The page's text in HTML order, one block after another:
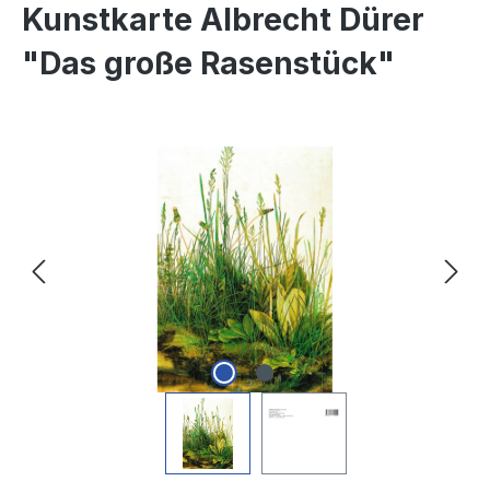
Kunstkarte Albrecht Dürer
"Das große Rasenstück"
Bildergalerie überspringen